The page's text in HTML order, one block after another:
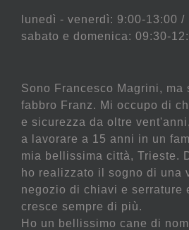
lunedì - venerdì: 9:00-13:00 /
sabato e domenica: 09:30-
Sono Francesco Magrini, ma
fabbro Franz. Mi occupo di
e sicurezza da oltre
a lavorare a 15 anni in un
mia bellissima città, Trieste.
ho realizzato il sogno di una
negozio di chiavi e serrature
cresce sempre di più.
Ho un bellissimo cane di